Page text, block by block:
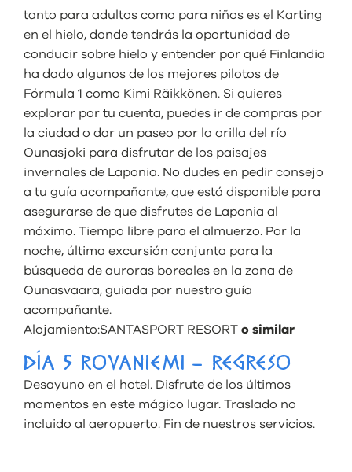
tanto para adultos como para niños es el Karting
en el hielo, donde tendrás la oportunidad de
conducir sobre hielo y entender por qué Finlandia
ha dado algunos de los mejores pilotos de
Fórmula 1 como Kimi Räikkönen. Si quieres
explorar por tu cuenta, puedes ir de compras por
la ciudad o dar un paseo por la orilla del río
Ounasjoki para disfrutar de los paisajes
invernales de Laponia. No dudes en pedir consejo
a tu guía acompañante, que está disponible para
asegurarse de que disfrutes de Laponia al
máximo. Tiempo libre para el almuerzo. Por la
noche, última excursión conjunta para la
búsqueda de auroras boreales en la zona de
Ounasvaara, guiada por nuestro guía
acompañante.
Alojamiento:SANTASPORT RESORT o similar
DÍA 5 ROVANIEMI – REGRESO
Desayuno en el hotel. Disfrute de los últimos
momentos en este mágico lugar. Traslado no
incluido al aeropuerto. Fin de nuestros servicios.